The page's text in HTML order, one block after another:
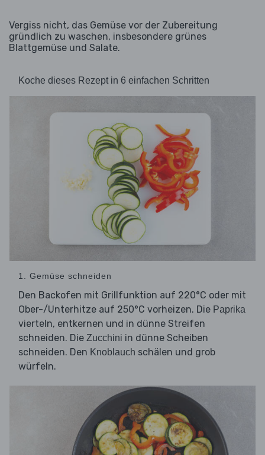
Vergiss nicht, das Gemüse vor der Zubereitung
gründlich zu waschen, insbesondere grünes
Blattgemüse und Salate.
Koche dieses Rezept in 6 einfachen Schritten
1. Gemüse schneiden
Den Backofen mit Grillfunktion auf 220°C oder mit
Ober-/Unterhitze auf 250°C vorheizen. Die Paprika
vierteln, entkernen und in dünne Streifen
schneiden. Die Zucchini in dünne Scheiben
schneiden. Den Knoblauch schälen und grob
würfeln.